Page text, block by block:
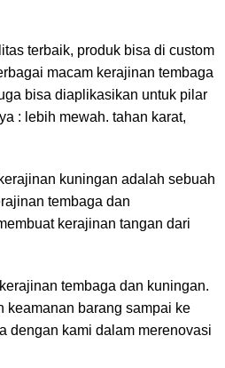
terbaik, produk bisa di custom
macam kerajinan tembaga
bisa diaplikasikan untuk pilar
: lebih mewah. tahan karat,
kuningan adalah sebuah
tembaga dan
kerajinan tangan dari
tembaga dan kuningan.
keamanan barang sampai ke
dengan kami dalam merenovasi